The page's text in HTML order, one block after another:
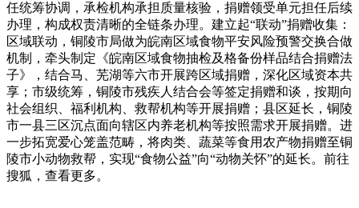
任统筹协调，承检机构承担质量核验，捐赠领受单元担任后续
办理，构成权责清晰的全链条办理。建立起“联动”捐赠收集：
区域联动，铜陵市局做为皖南区域食物平安风险预警交换合做
机制，牵头制定《皖南区域食物抽检及格备份样品结合捐赠法
子》，结合马、芜湖等六市开展跨区域捐赠，深化区域资本共
享；市级统筹，铜陵市残疾人结合会等签定捐赠和谈，按期向
社会组织、福利机构、救帮机构等开展捐赠；县区延长，铜陵
市一县三区沉点面向辖区内养老机构等按照需求开展捐赠。进
一步拓宽爱心笼盖范畴，将肉类、蔬菜等食用农产物捐赠至铜
陵市小动物救帮，实现“食物公益”向“动物关怀”的延长。前往
搜狐，查看更多。